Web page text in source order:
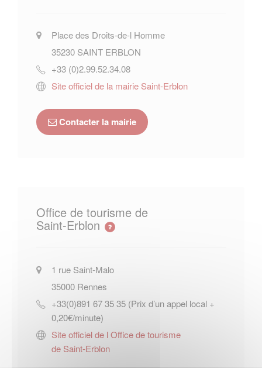
Place des Droits-de-l Homme
35230 SAINT ERBLON
+33 (0)2.99.52.34.08
Site officiel de la mairie Saint-Erblon
Contacter la mairie
Office de tourisme de
Saint-Erblon
1 rue Saint-Malo
35000 Rennes
+33(0)891 67 35 35 (Prix d’un appel local +
0,20€/minute)
Site officiel de l Office de tourisme
de Saint-Erblon